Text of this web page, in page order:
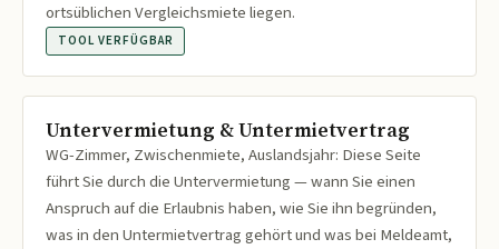
ortsüblichen Vergleichsmiete liegen.
TOOL VERFÜGBAR
Untervermietung & Untermietvertrag
WG-Zimmer, Zwischenmiete, Auslandsjahr: Diese Seite
führt Sie durch die Untervermietung — wann Sie einen
Anspruch auf die Erlaubnis haben, wie Sie ihn begründen,
was in den Untermietvertrag gehört und was bei Meldeamt,